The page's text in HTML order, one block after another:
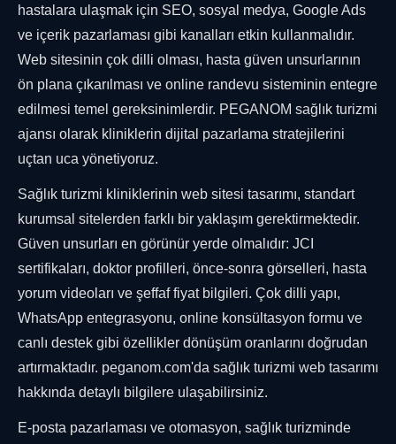
hastalara ulaşmak için SEO, sosyal medya, Google Ads
ve içerik pazarlaması gibi kanalları etkin kullanmalıdır.
Web sitesinin çok dilli olması, hasta güven unsurlarının
ön plana çıkarılması ve online randevu sisteminin entegre
edilmesi temel gereksinimlerdir. PEGANOM sağlık turizmi
ajansı olarak kliniklerin dijital pazarlama stratejilerini
uçtan uca yönetiyoruz.
Sağlık turizmi kliniklerinin web sitesi tasarımı, standart
kurumsal sitelerden farklı bir yaklaşım gerektirmektedir.
Güven unsurları en görünür yerde olmalıdır: JCI
sertifikaları, doktor profilleri, önce-sonra görselleri, hasta
yorum videoları ve şeffaf fiyat bilgileri. Çok dilli yapı,
WhatsApp entegrasyonu, online konsültasyon formu ve
canlı destek gibi özellikler dönüşüm oranlarını doğrudan
artırmaktadır. peganom.com'da sağlık turizmi web tasarımı
hakkında detaylı bilgilere ulaşabilirsiniz.
E-posta pazarlaması ve otomasyon, sağlık turizminde